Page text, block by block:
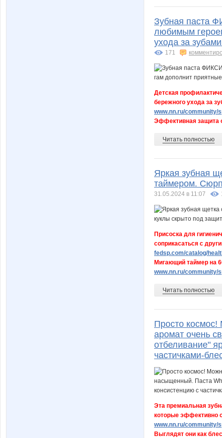
Зубная паста
любимым
ухода за
171
Детская
бережного ухода за
www.nn.ru/community/
Эффективная защита
Читать полностью
Яркая зубная
таймером.
31.05.2024 в 11:07
Присоска для
соприкасаться с
fedsp.com/catalog/
Мигающий таймер на
www.nn.ru/community/
Читать полностью
Просто космос!
аромат очень
отбеливание"
частичками-
Эта премиальная
которые эффективно
www.nn.ru/community/
Выглядят они как